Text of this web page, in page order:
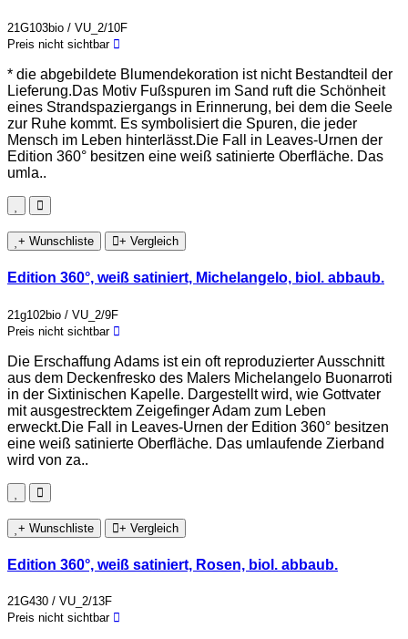
21G103bio / VU_2/10F
Preis nicht sichtbar
* die abgebildete Blumendekoration ist nicht Bestandteil der
Lieferung.Das Motiv Fußspuren im Sand ruft die Schönheit
eines Strandspaziergangs in Erinnerung, bei dem die Seele
zur Ruhe kommt. Es symbolisiert die Spuren, die jeder
Mensch im Leben hinterlässt.Die Fall in Leaves-Urnen der
Edition 360° besitzen eine weiß satinierte Oberfläche. Das
umla..
+ Wunschliste + Vergleich
Edition 360°, weiß satiniert, Michelangelo, biol. abbaub.
21g102bio / VU_2/9F
Preis nicht sichtbar
Die Erschaffung Adams ist ein oft reproduzierter Ausschnitt
aus dem Deckenfresko des Malers Michelangelo Buonarroti
in der Sixtinischen Kapelle. Dargestellt wird, wie Gottvater
mit ausgestrecktem Zeigefinger Adam zum Leben
erweckt.Die Fall in Leaves-Urnen der Edition 360° besitzen
eine weiß satinierte Oberfläche. Das umlaufende Zierband
wird von za..
+ Wunschliste + Vergleich
Edition 360°, weiß satiniert, Rosen, biol. abbaub.
21G430 / VU_2/13F
Preis nicht sichtbar